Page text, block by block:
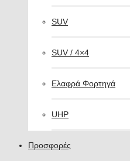
SUV
SUV / 4×4
Ελαφρά Φορτηγά
UHP
Προσφορές